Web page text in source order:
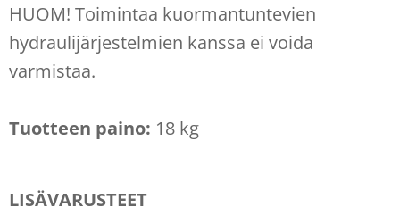
HUOM! Toimintaa kuormantuntevien
hydraulijärjestelmien kanssa ei voida
varmistaa.
Tuotteen paino: 18 kg
LISÄVARUSTEET